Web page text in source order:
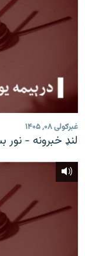
غبرګولی ۰۸, ۱۴۰۵
لنډ خبرونه -